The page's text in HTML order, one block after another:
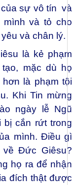
của sự vô tín và
và tỏ cho
và chân lý.
là kẻ phạm
mặc dù họ
là phạm tội
Khi Tin mừng
ngày lễ Ngũ
bị cắn rứt trong
mình. Điều gì
Đức Giêsu?
họ ra để nhận
đích thật được